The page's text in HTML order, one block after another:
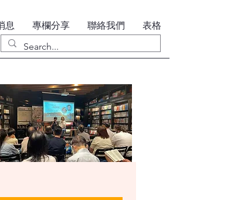
息 專欄分享 聯絡我們 表格